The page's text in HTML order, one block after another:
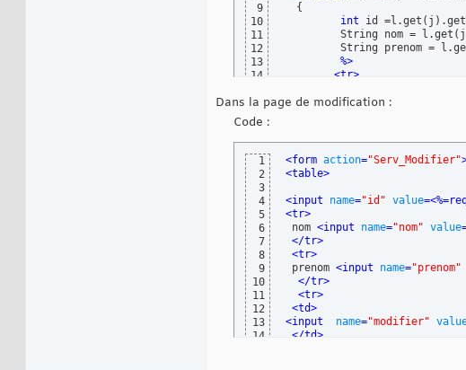
9
10
11
12
13
14
16
17
18
19
20
21
22
23
24
25
26
27
{
int id =l.get ( j )
String nom = l.get ( j
String prenom =
%>
<tr>
<td><%=nom
<td <%=l.get(j).getId
<td><%=l.get(j) .getNom
=l.get
</tr>
<%
}
%>
Dans la page de modification :
Code :
1
2
3
4
5
6
7
8
9
10
11
12
13
14
<form action="Serv_Modifier"
<table>
<input name="id" value
<tr>
nom <input name="nom" value
</tr>
<tr>
prenom <input name="prenom"
</tr>
<tr>
<td>
<input name="modifier"
</td>